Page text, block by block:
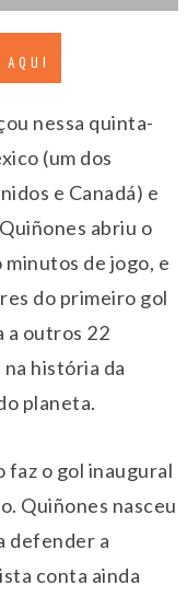
AQUI
nessa quinta-
(um dos
e Canadá) e
abriu o
de jogo, e
do primeiro gol
a outros 22
história da
planeta.
faz o gol inaugural
Quiñones nasceu
defender a
conta ainda